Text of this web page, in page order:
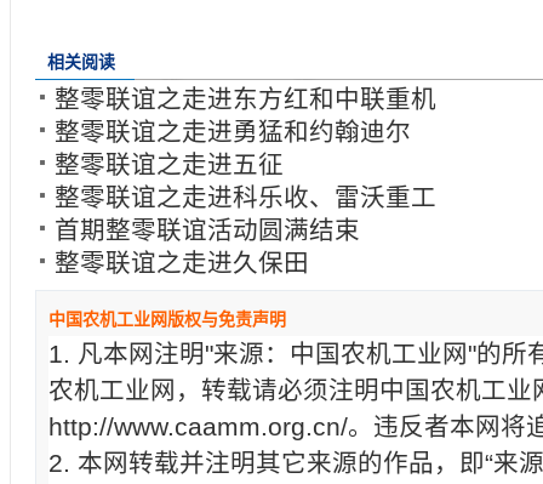
相关阅读
整零联谊之走进东方红和中联重机
整零联谊之走进勇猛和约翰迪尔
整零联谊之走进五征
整零联谊之走进科乐收、雷沃重工
首期整零联谊活动圆满结束
整零联谊之走进久保田
中国农机工业网版权与免责声明
1. 凡本网注明"来源：中国农机工业网"的所
农机工业网，转载请必须注明中国农机工业
http://www.caamm.org.cn/。违反者本网将
2. 本网转载并注明其它来源的作品，即“来